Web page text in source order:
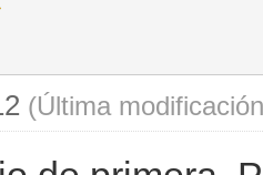
(Última